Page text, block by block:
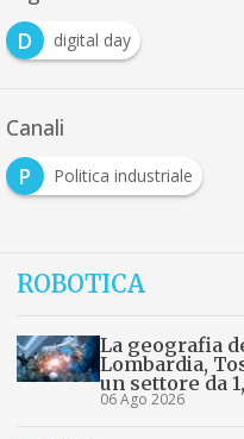
D
digital day
Canali
P
Politica industriale
ROBOTICA
La geografia
Lombardia,
un settore da
06 Ago 2026